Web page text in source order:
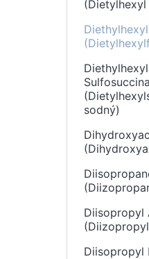
sodný)
Diisopropyl
Diisopropyl